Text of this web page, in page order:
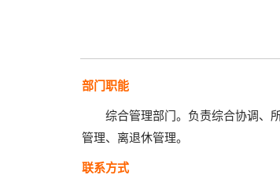
部门职能
综合管理部门。负责综合协调、
管理、离退休管理。
联系方式